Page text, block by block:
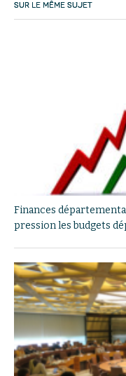
SUR LE MÊME SUJET
Finances
pression les budgets